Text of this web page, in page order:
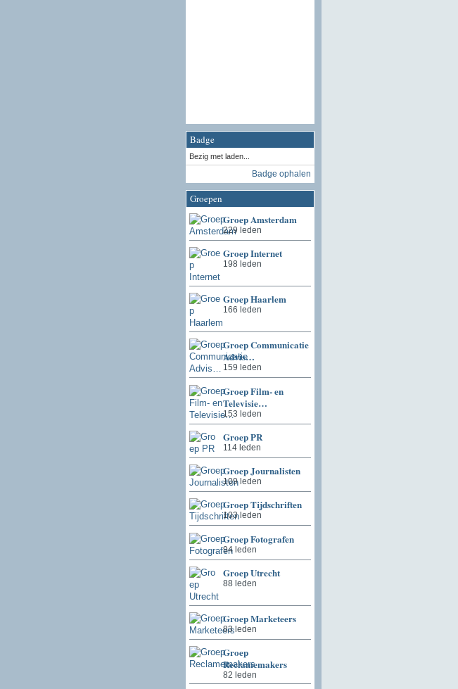
Badge
Bezig met laden...
Badge ophalen
Groepen
Groep Amsterdam
229 leden
Groep Internet
198 leden
Groep Haarlem
166 leden
Groep Communicatie
Advis…
159 leden
Groep Film- en
Televisie…
153 leden
Groep PR
114 leden
Groep Journalisten
109 leden
Groep Tijdschriften
103 leden
Groep Fotografen
94 leden
Groep Utrecht
88 leden
Groep Marketeers
83 leden
Groep
Reclamemakers
82 leden